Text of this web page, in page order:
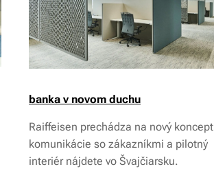
banka v novom duchu
Raiffeisen prechádza na nový koncept
komunikácie so zákazníkmi a pilotný
interiér nájdete vo Švajčiarsku.